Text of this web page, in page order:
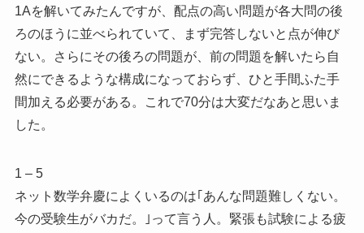
1Aを解いてみたんですが、配点の高い問題が各大問の後
ろのほうに並べられていて、まず完答しないと点が伸び
ない。さらにその後ろの問題が、前の問題を解いたら自
然にできるような構成になっておらず、ひと手間ふた手
間加える必要がある。これで70分は大変だなあと思いま
した。
1 – 5
ネット数学弁慶によくいるのは｢あんな問題難しくない。
今の受験生がバカだ。｣って言う人。緊張も試験による疲